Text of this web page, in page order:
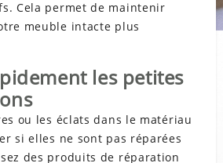
Cela permet de maintenir
meuble intacte plus
les petites
ou les éclats dans le matériau
si elles ne sont pas réparées
des produits de réparation